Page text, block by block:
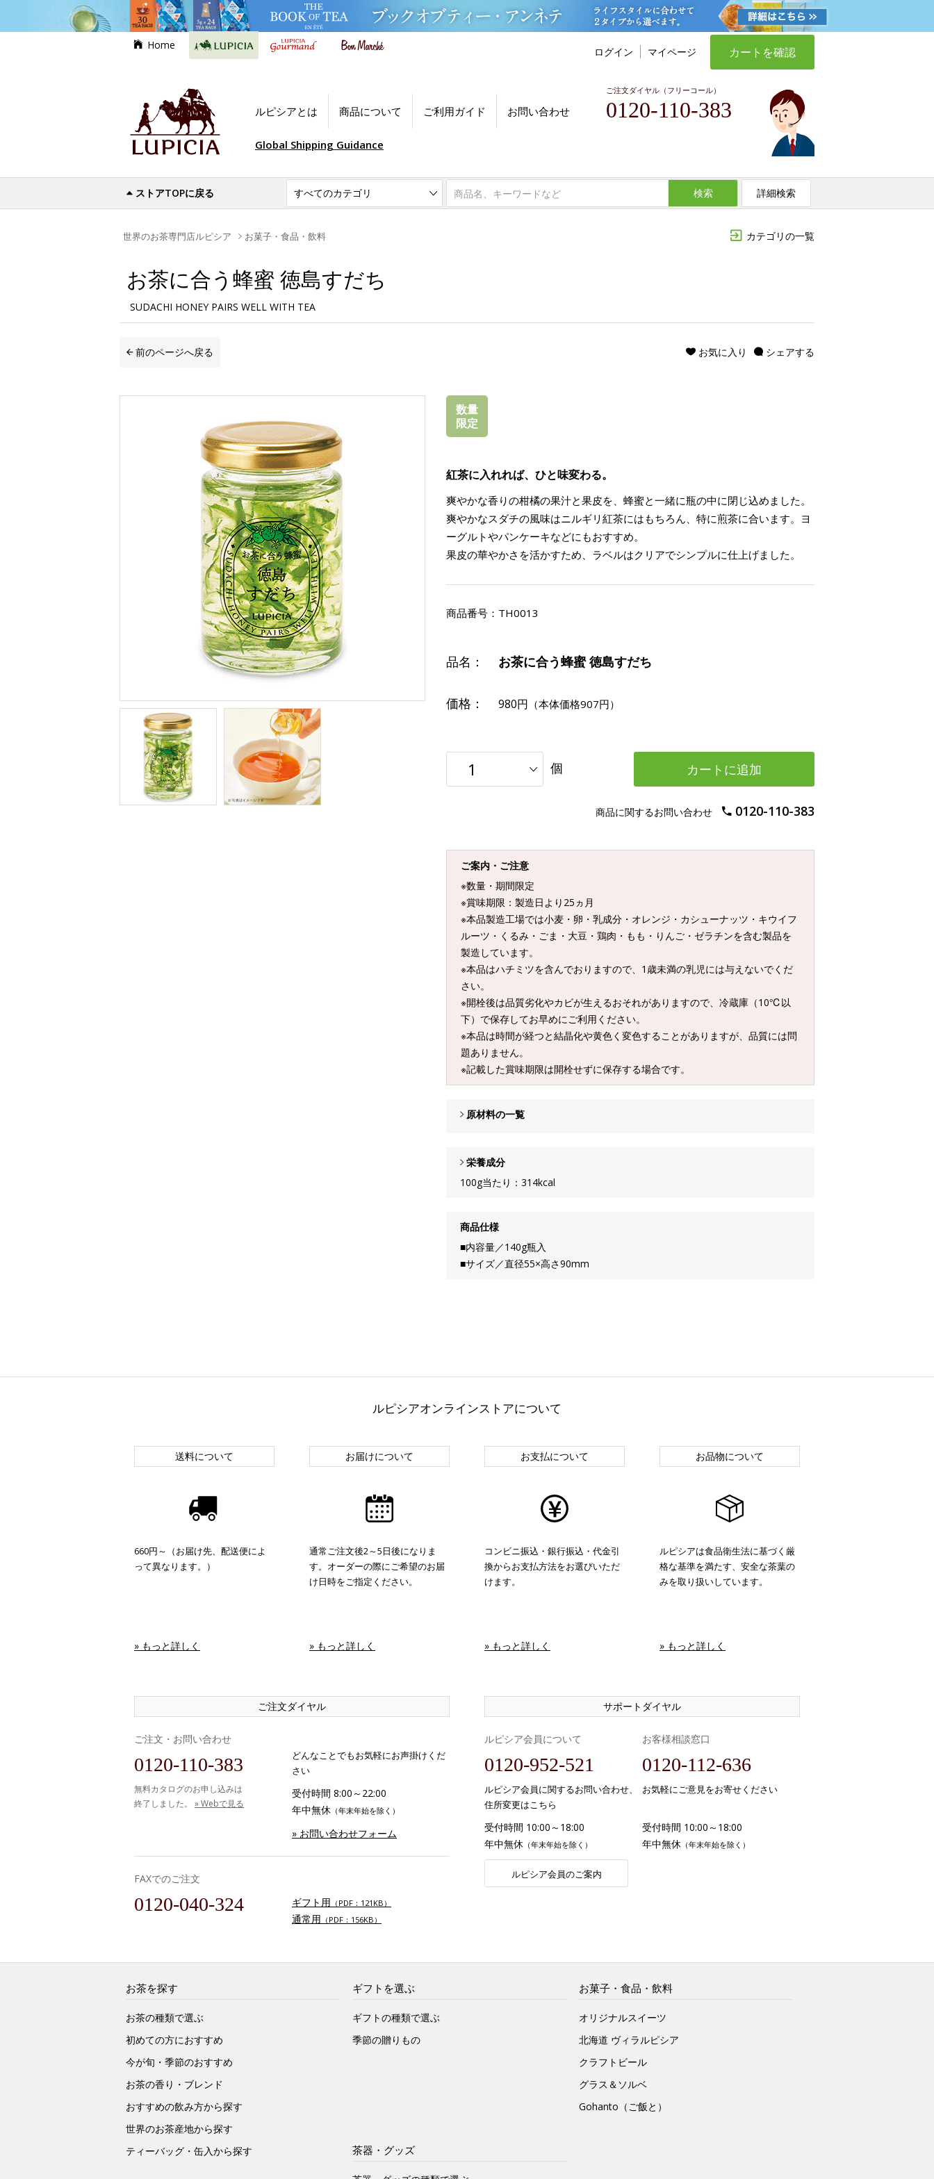
Home
ログイン マイページ カートを確認
ルピシアとは 商品について ご利用ガイド お問い合わせ
ご注文ダイヤル（フリーコール）
0120-110-383
Global Shipping Guidance
ストアTOPに戻る 検索 詳細検索
カテゴリの一覧
世界のお茶専門店ルピシア お菓子・食品・飲料
お茶に合う蜂蜜 徳島すだち
SUDACHI HONEY PAIRS WELL WITH TEA
前のページへ戻る シェアする
お気に入り
数量
限定
紅茶に入れれば、ひと味変わる。
爽やかな香りの柑橘の果汁と果皮を、蜂蜜と一緒に瓶の中に閉じ込めました。
爽やかなスダチの風味はニルギリ紅茶にはもちろん、特に煎茶に合います。ヨ
ーグルトやパンケーキなどにもおすすめ。
果皮の華やかさを活かすため、ラベルはクリアでシンプルに仕上げました。
商品番号： TH0013
品名： お茶に合う蜂蜜 徳島すだち
価格： 980円 （本体価格907円）
個 カートに追加
商品に関するお問い合わせ 0120-110-383
ご案内・ご注意
※数量・期間限定
※賞味期限：製造日より25ヵ月
※本品製造工場では小麦・卵・乳成分・オレンジ・カシューナッツ・キウイフ
ルーツ・くるみ・ごま・大豆・鶏肉・もも・りんご・ゼラチンを含む製品を
製造しています。
※本品はハチミツを含んでおりますので、1歳未満の乳児には与えないでくだ
さい。
※開栓後は品質劣化やカビが生えるおそれがありますので、冷蔵庫（10℃以
下）で保存してお早めにご利用ください。
※本品は時間が経つと結晶化や黄色く変色することがありますが、品質には問
題ありません。
※記載した賞味期限は開栓せずに保存する場合です。
原材料の一覧
栄養成分
100g当たり：314kcal
商品仕様
■内容量／140g瓶入
■サイズ／直径55×高さ90mm
ルピシアオンラインストアについて
送料について
660円～（お届け先、配送便によ
って異なります。）
» もっと詳しく
お届けについて
通常ご注文後2～5日後になりま
す。オーダーの際にご希望のお届
け日時をご指定ください。
» もっと詳しく
お支払について
コンビニ振込・銀行振込・代金引
換からお支払方法をお選びいただ
けます。
» もっと詳しく
お品物について
ルピシアは食品衛生法に基づく厳
格な基準を満たす、安全な茶葉の
みを取り扱いしています。
» もっと詳しく
ご注文ダイヤル
ご注文・お問い合わせ
0120-110-383
無料カタログのお申し込みは
終了しました。 » Webで見る
どんなことでもお気軽にお声掛けくだ
さい
受付時間 8:00～22:00
年中無休 （年末年始を除く）
» お問い合わせフォーム
FAXでのご注文
0120-040-324 ギフト用 （PDF：121KB）
通常用 （PDF：156KB）
サポートダイヤル
ルピシア会員について
0120-952-521
ルピシア会員に関するお問い合わせ、
住所変更はこちら
受付時間 10:00～18:00
年中無休 （年末年始を除く）
ルピシア会員のご案内
お客様相談窓口
0120-112-636
お気軽にご意見をお寄せください
受付時間 10:00～18:00
年中無休 （年末年始を除く）
お茶を探す
お茶の種類で選ぶ
初めての方におすすめ
今が旬・季節のおすすめ
お茶の香り・ブレンド
おすすめの飲み方から探す
世界のお茶産地から探す
ティーバッグ・缶入から探す
ギフトを選ぶ
ギフトの種類で選ぶ
季節の贈りもの
お菓子・食品・飲料
オリジナルスイーツ
北海道 ヴィラルピシア
クラフトビール
グラス＆ソルベ
Gohanto（ご飯と）
茶器・グッズ